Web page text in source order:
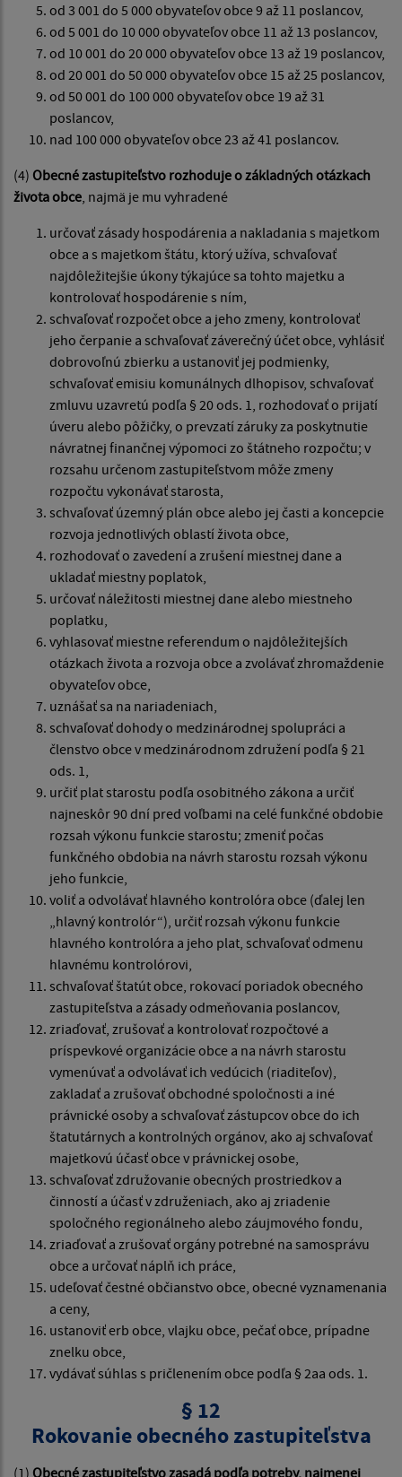
od 3 001 do 5 000 obyvateľov obce 9 až 11 poslancov,
od 5 001 do 10 000 obyvateľov obce 11 až 13 poslancov,
od 10 001 do 20 000 obyvateľov obce 13 až 19 poslancov,
od 20 001 do 50 000 obyvateľov obce 15 až 25 poslancov,
od 50 001 do 100 000 obyvateľov obce 19 až 31
poslancov,
nad 100 000 obyvateľov obce 23 až 41 poslancov.
(4) Obecné zastupiteľstvo rozhoduje o základných otázkach
života obce, najmä je mu vyhradené
určovať zásady hospodárenia a nakladania s majetkom
obce a s majetkom štátu, ktorý užíva, schvaľovať
najdôležitejšie úkony týkajúce sa tohto majetku a
kontrolovať hospodárenie s ním,
schvaľovať rozpočet obce a jeho zmeny, kontrolovať
jeho čerpanie a schvaľovať záverečný účet obce, vyhlásiť
dobrovoľnú zbierku a ustanoviť jej podmienky,
schvaľovať emisiu komunálnych dlhopisov, schvaľovať
zmluvu uzavretú podľa § 20 ods. 1, rozhodovať o prijatí
úveru alebo pôžičky, o prevzatí záruky za poskytnutie
návratnej finančnej výpomoci zo štátneho rozpočtu; v
rozsahu určenom zastupiteľstvom môže zmeny
rozpočtu vykonávať starosta,
schvaľovať územný plán obce alebo jej časti a koncepcie
rozvoja jednotlivých oblastí života obce,
rozhodovať o zavedení a zrušení miestnej dane a
ukladať miestny poplatok,
určovať náležitosti miestnej dane alebo miestneho
poplatku,
vyhlasovať miestne referendum o najdôležitejších
otázkach života a rozvoja obce a zvolávať zhromaždenie
obyvateľov obce,
uznášať sa na nariadeniach,
schvaľovať dohody o medzinárodnej spolupráci a
členstvo obce v medzinárodnom združení podľa § 21
ods. 1,
určiť plat starostu podľa osobitného zákona a určiť
najneskôr 90 dní pred voľbami na celé funkčné obdobie
rozsah výkonu funkcie starostu; zmeniť počas
funkčného obdobia na návrh starostu rozsah výkonu
jeho funkcie,
voliť a odvolávať hlavného kontrolóra obce (ďalej len
„hlavný kontrolór“), určiť rozsah výkonu funkcie
hlavného kontrolóra a jeho plat, schvaľovať odmenu
hlavnému kontrolórovi,
schvaľovať štatút obce, rokovací poriadok obecného
zastupiteľstva a zásady odmeňovania poslancov,
zriaďovať, zrušovať a kontrolovať rozpočtové a
príspevkové organizácie obce a na návrh starostu
vymenúvať a odvolávať ich vedúcich (riaditeľov),
zakladať a zrušovať obchodné spoločnosti a iné
právnické osoby a schvaľovať zástupcov obce do ich
štatutárnych a kontrolných orgánov, ako aj schvaľovať
majetkovú účasť obce v právnickej osobe,
schvaľovať združovanie obecných prostriedkov a
činností a účasť v združeniach, ako aj zriadenie
spoločného regionálneho alebo záujmového fondu,
zriaďovať a zrušovať orgány potrebné na samosprávu
obce a určovať náplň ich práce,
udeľovať čestné občianstvo obce, obecné vyznamenania
a ceny,
ustanoviť erb obce, vlajku obce, pečať obce, prípadne
znelku obce,
vydávať súhlas s pričlenením obce podľa § 2aa ods. 1.
§ 12
Rokovanie obecného zastupiteľstva
(1) Obecné zastupiteľstvo zasadá podľa potreby, najmenej